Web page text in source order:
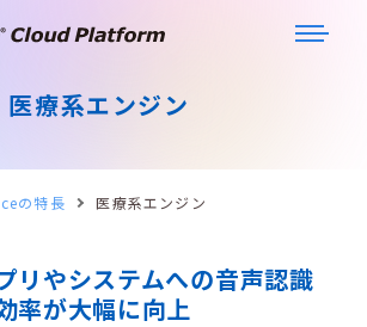
医療系エンジン
の特長 医療系エンジン
リやシステムへの音声認識
率が大幅に向上